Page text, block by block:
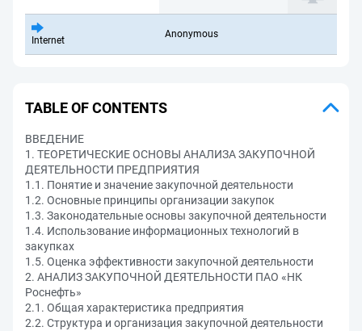
Internet
Anonymous
TABLE OF CONTENTS
ВВЕДЕНИЕ
1. ТЕОРЕТИЧЕСКИЕ ОСНОВЫ АНАЛИЗА ЗАКУПОЧНОЙ
ДЕЯТЕЛЬНОСТИ ПРЕДПРИЯТИЯ
1.1. Понятие и значение закупочной деятельности
1.2. Основные принципы организации закупок
1.3. Законодательные основы закупочной деятельности
1.4. Использование информационных технологий в
закупках
1.5. Оценка эффективности закупочной деятельности
2. АНАЛИЗ ЗАКУПОЧНОЙ ДЕЯТЕЛЬНОСТИ ПАО «НК
Роснефть»
2.1. Общая характеристика предприятия
2.2. Структура и организация закупочной деятельности